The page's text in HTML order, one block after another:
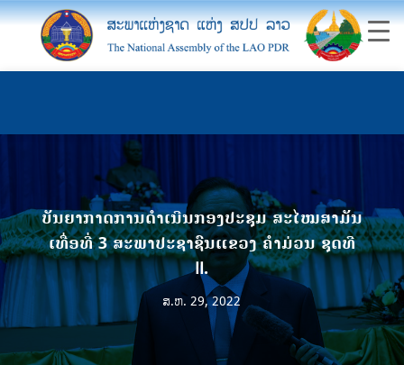
ບັນຍາກາດການດຳເນີນກອງປະຊຸມ ສະໄໝສາມັນ
ເທື່ອທີ່ 3 ສະພາປະຊາຊົນແຂວງ ຄຳມ່ວນ ຊຸດທີ
II.
ສ.ຫ. 29, 2022